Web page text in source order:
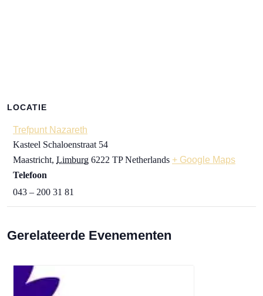
LOCATIE
Trefpunt Nazareth
Kasteel Schaloenstraat 54
Maastricht, Limburg 6222 TP Netherlands + Google Maps
Telefoon
043 – 200 31 81
Gerelateerde Evenementen